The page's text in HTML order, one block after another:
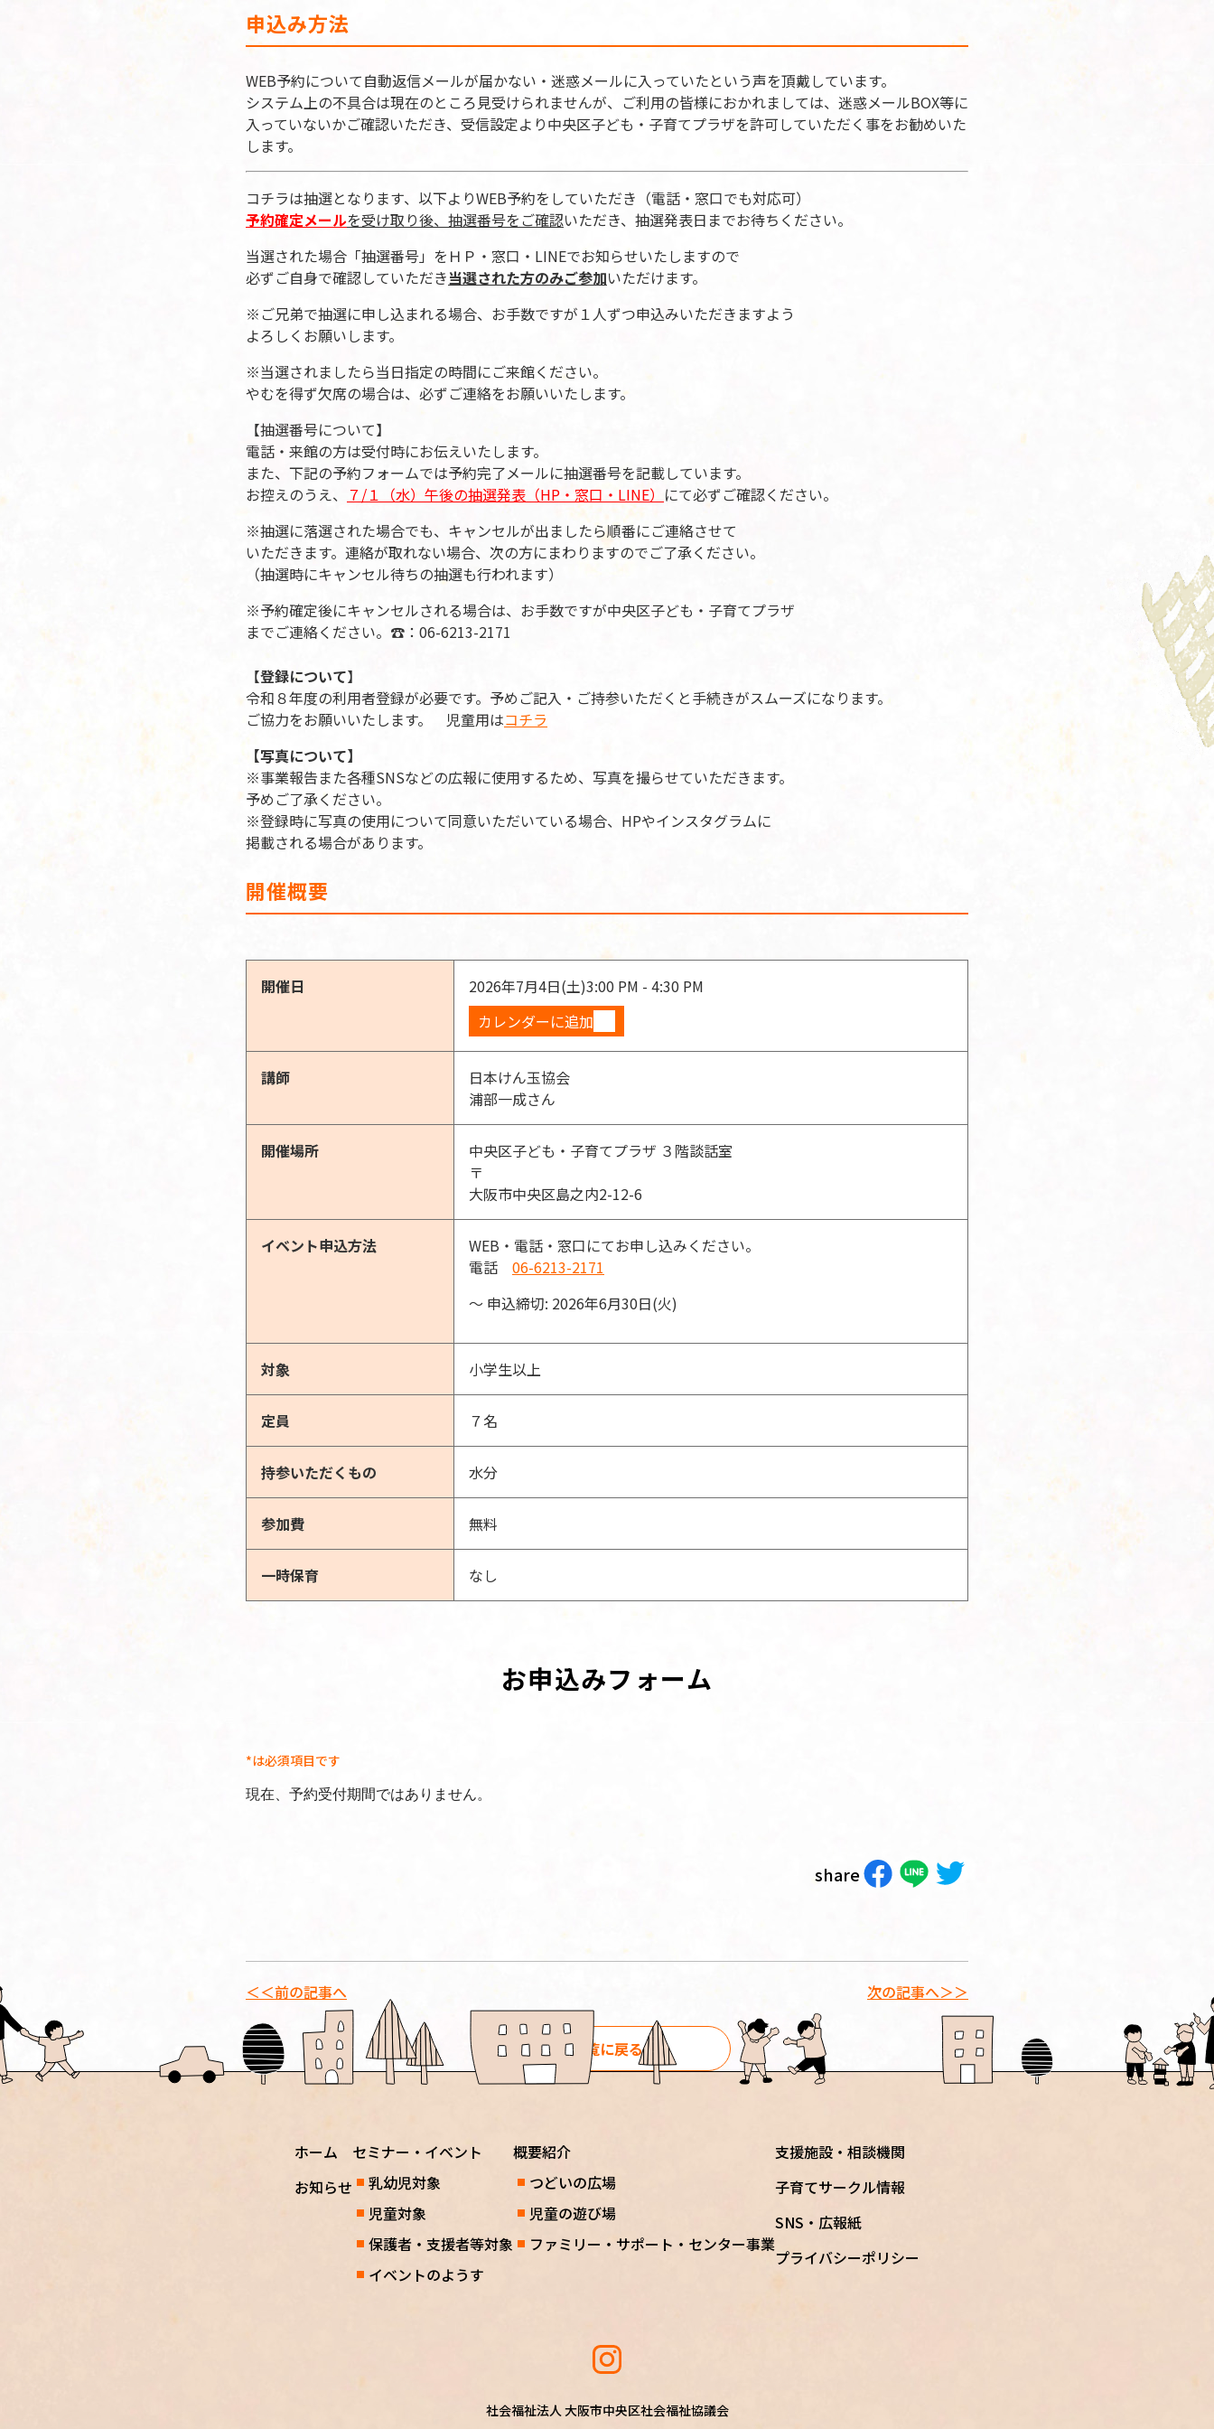
申込み方法
WEB予約について自動返信メールが届かない・迷惑メールに入っていたという声を頂戴しています。
システム上の不具合は現在のところ見受けられませんが、ご利用の皆様におかれましては、迷惑メールBOX等に
入っていないかご確認いただき、受信設定より中央区子ども・子育てプラザを許可していただく事をお勧めいた
します。
コチラは抽選となります、以下よりWEB予約をしていただき（電話・窓口でも対応可）
予約確定メールを受け取り後、抽選番号をご確認いただき、抽選発表日までお待ちください。
当選された場合「抽選番号」をＨＰ・窓口・LINEでお知らせいたしますので
必ずご自身で確認していただき当選された方のみご参加いただけます。
※ご兄弟で抽選に申し込まれる場合、お手数ですが１人ずつ申込みいただきますよう
よろしくお願いします。
※当選されましたら当日指定の時間にご来館ください。
やむを得ず欠席の場合は、必ずご連絡をお願いいたします。
【抽選番号について】
電話・来館の方は受付時にお伝えいたします。
また、下記の予約フォームでは予約完了メールに抽選番号を記載しています。
お控えのうえ、 ７/１（水） 午後の抽選発表（HP・窓口・LINE） にて必ずご確認ください。
※抽選に落選された場合でも、キャンセルが出ましたら順番にご連絡させて
いただきます。連絡が取れない場合、次の方にまわりますのでご了承ください。
（抽選時にキャンセル待ちの抽選も行われます）
※予約確定後にキャンセルされる場合は、お手数ですが中央区子ども・子育てプラザ
までご連絡ください。☎：06-6213-2171
【登録について】
令和８年度の利用者登録が必要です。予めご記入・ご持参いただくと手続きがスムーズになります。
ご協力をお願いいたします。 児童用はコチラ
【写真について】
※事業報告また各種SNSなどの広報に使用するため、写真を撮らせていただきます。
予めご了承ください。
※登録時に写真の使用について同意いただいている場合、HPやインスタグラムに
掲載される場合があります。
開催概要
開催日 2026年7月4日(土)3:00 PM - 4:30 PM
カレンダーに追加
講師
日本けん玉協会
浦部一成さん
開催場所
中央区子ども・子育てプラザ ３階談話室
〒
大阪市中央区島之内2-12-6
イベント申込方法
WEB・電話・窓口にてお申し込みください。
電話 06-6213-2171
〜 申込締切: 2026年6月30日(火)
対象 小学生以上
定員 ７名
持参いただくもの 水分
参加費 無料
一時保育 なし
お申込みフォーム
*は必須項目です
現在、予約受付期間ではありません。
share
＜＜前の記事へ
一覧に戻る
次の記事へ＞＞
ホーム
お知らせ
セミナー・イベント
乳幼児対象
児童対象
保護者・支援者等対象
イベントのようす
概要紹介
つどいの広場
児童の遊び場
ファミリー・サポート・センター事業
支援施設・相談機関
子育てサークル情報
SNS・広報紙
プライバシーポリシー
社会福祉法人 大阪市中央区社会福祉協議会